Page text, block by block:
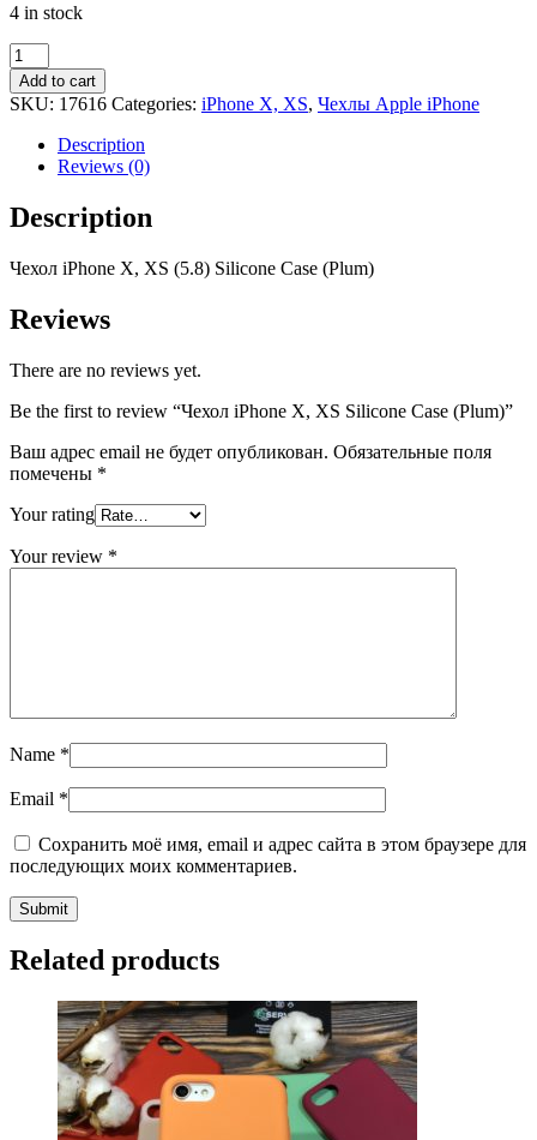
4 in stock
Чехол
iPhone
X,
XS
Silicone
Case
(Plum)
quantity
Add to cart
SKU: 17616 Categories: iPhone X, XS, Чехлы Apple iPhone
Description
Reviews (0)
Description
Чехол iPhone X, XS (5.8) Silicone Case (Plum)
Reviews
There are no reviews yet.
Be the first to review “Чехол iPhone X, XS Silicone Case (Plum)”
Ваш адрес email не будет опубликован. Обязательные поля
помечены *
Your rating
Your review *
Name *
Email *
Сохранить моё имя, email и адрес сайта в этом браузере для
последующих моих комментариев.
Related products